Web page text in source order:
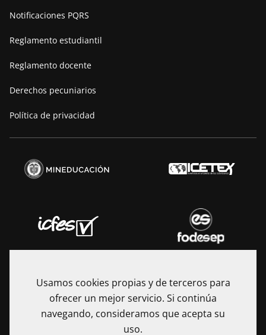
Manifiesto
Notificaciones PQRS
Reglamento estudiantil
Reglamento docente
Derechos pecuniarios
Política de privacidad
Usamos cookies propias y de terceros para
ofrecer un mejor servicio. Si continúa
navegando, consideramos que acepta su
uso.